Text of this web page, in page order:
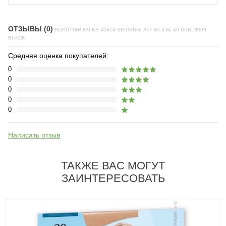
ОТЗЫВЫ (0) КОЛГОТКИ FALKE 40414 SEIDENGLATT 40 II-M, 40 DEN, 3009
BLACK
Средняя оценка покупателей:
0
0
0
0
0
Написать отзыв
ТАКЖЕ ВАС МОГУТ
ЗАИНТЕРЕСОВАТЬ